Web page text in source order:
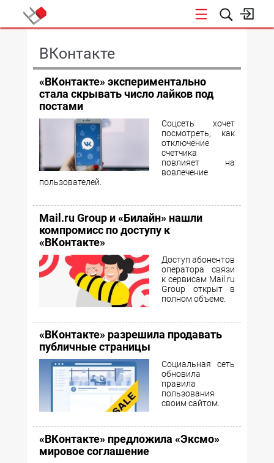
ВКонтакте
«ВКонтакте» экспериментально
стала скрывать число лайков под
постами
Соцсеть хочет
посмотреть, как
отключение
счетчика
повлияет на
вовлечение
пользователей.
Mail.ru Group и «Билайн» нашли
компромисс по доступу к
«ВКонтакте»
Доступ абонентов
оператора связи
к сервисам Mail.ru
Group открыт в
полном объеме.
«ВКонтакте» разрешила продавать
публичные страницы
Социальная сеть
обновила
правила
пользования
своим сайтом.
«ВКонтакте» предложила «Эксмо»
мировое соглашение